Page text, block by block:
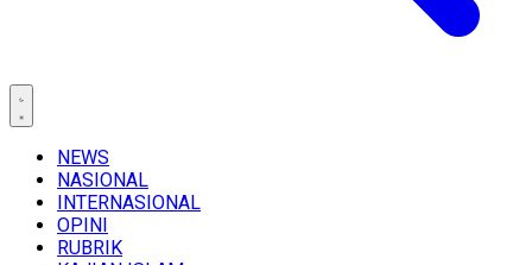
NEWS
NASIONAL
INTERNASIONAL
OPINI
RUBRIK